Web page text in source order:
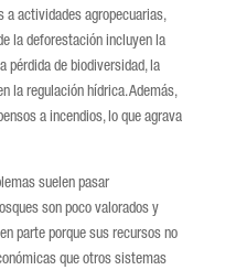
a actividades agropecuarias,
la deforestación incluyen la
pérdida de biodiversidad, la
la regulación hídrica. Además,
a incendios, lo que agrava
suelen pasar
son poco valorados y
parte porque sus recursos no
que otros sistemas